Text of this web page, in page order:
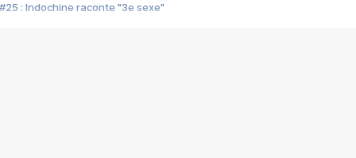
#25 : Indochine raconte "3e sexe"